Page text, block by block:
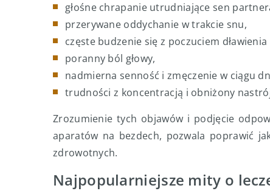
głośne chrapanie utrudniające sen
przerywane oddychanie w trakcie snu,
częste budzenie się z poczuciem
poranny ból głowy,
nadmierna senność i zmęczenie w ciągu
trudności z koncentracją i obniżony
Zrozumienie tych objawów i podjęcie
aparatów na bezdech, pozwala poprawić
zdrowotnych.
Najpopularniejsze mity o